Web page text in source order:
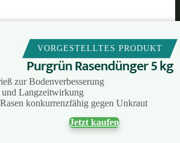
VORGESTELLTES PRODUKT
Purgrün Rasendünger 5 kg
zur Bodenverbesserung
Langzeitwirkung
konkurrenzfähig gegen Unkraut
Jetzt kaufen